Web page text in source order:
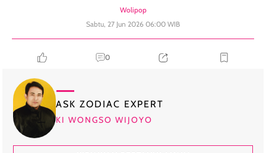
Wolipop
Sabtu, 27 Jun 2026 06:00 WIB
0
ASK ZODIAC EXPERT
KI WONGSO WIJOYO